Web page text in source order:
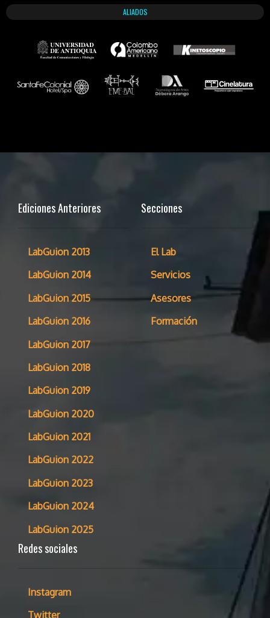
ALIADOS
Ediciones Anteriores
LabGuion 2013
LabGuion 2014
LabGuion 2015
LabGuion 2016
LabGuion 2017
LabGuion 2018
LabGuion 2019
LabGuion 2020
LabGuion 2021
LabGuion 2022
LabGuion 2023
LabGuion 2024
LabGuion 2025
Secciones
El Lab
Servicios
Asesores
Formación
Redes sociales
Instagram
Twitter